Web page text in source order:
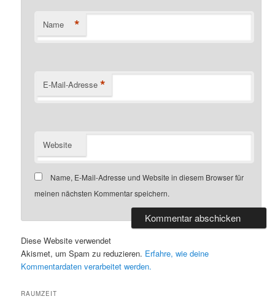
Name *
E-Mail-Adresse *
Website
Name, E-Mail-Adresse und Website in diesem Browser für
meinen nächsten Kommentar speichern.
Diese Website verwendet
Akismet, um Spam zu reduzieren. Erfahre, wie deine
Kommentardaten verarbeitet werden.
RAUMZEIT